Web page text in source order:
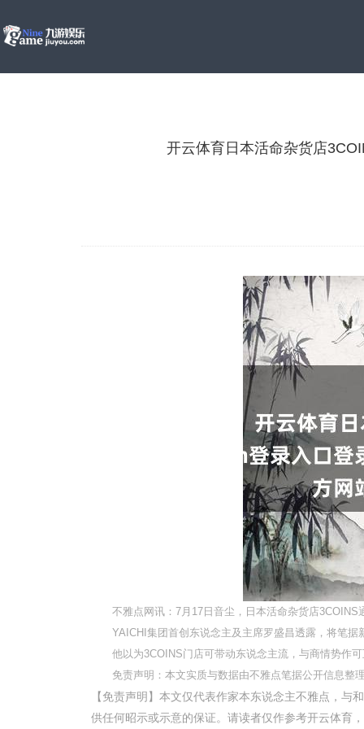
开云体育日本活命杂货店
不雅点网讯：7月17日音尘，日本活命杂货店
YAICHI集团首创东说念主及主席罗盛昌透露，将笔
他以为3COINS门店可带动东说念主流，与商情势作
免责声明：本文实质与数据由不雅点笔据公开信息整
【免责声明】本文仅代表作家本东说念主不雅点，
供任何昭示或示意的保证。请读者仅作参考开云体育